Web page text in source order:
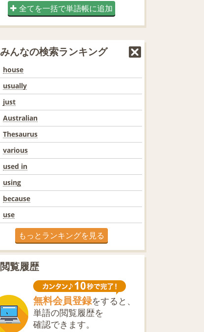
全てを一括で単語帳に追加
みんなの検索ランキング
house
usually
just
Australian
Thesaurus
various
used in
using
because
use
もっとランキングを見る
閲覧履歴
無料会員登録をすると、
単語の閲覧履歴を
確認できます。